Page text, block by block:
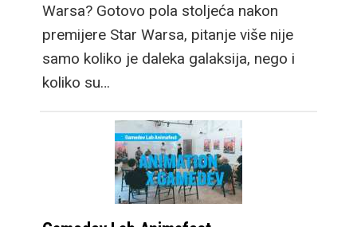
Warsa? Gotovo pola stoljeća nakon
premijere Star Warsa, pitanje više nije
samo koliko je daleka galaksija, nego i
koliko su…